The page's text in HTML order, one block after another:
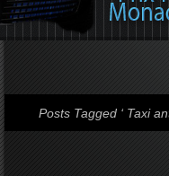
Posts Tagged ‘ Taxi